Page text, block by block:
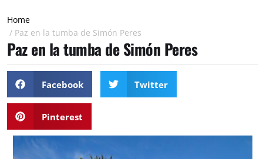
Home
/ Paz en la tumba de Simón Peres
Paz en la tumba de Simón Peres
Facebook Twitter
Pinterest